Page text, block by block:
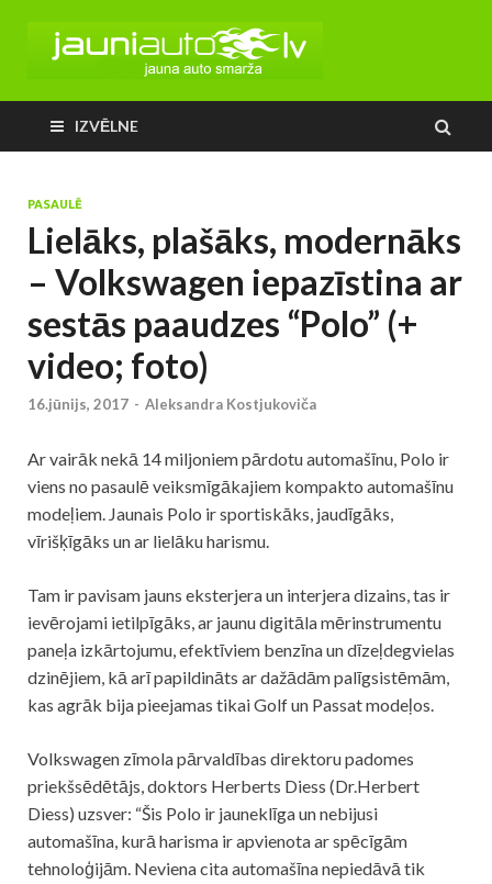
IZVĒLNE
PASAULĒ
Lielāks, plašāks, modernāks
– Volkswagen iepazīstina ar
sestās paaudzes “Polo” (+
video; foto)
16.jūnijs, 2017 - Aleksandra Kostjukoviča
Ar vairāk nekā 14 miljoniem pārdotu automašīnu, Polo ir
viens no pasaulē veiksmīgākajiem kompakto automašīnu
modeļiem. Jaunais Polo ir sportiskāks, jaudīgāks,
vīrišķīgāks un ar lielāku harismu.
Tam ir pavisam jauns eksterjera un interjera dizains, tas ir
ievērojami ietilpīgāks, ar jaunu digitāla mērinstrumentu
paneļa izkārtojumu, efektīviem benzīna un dīzeļdegvielas
dzinējiem, kā arī papildināts ar dažādām palīgsistēmām,
kas agrāk bija pieejamas tikai Golf un Passat modeļos.
Volkswagen zīmola pārvaldības direktoru padomes
priekšsēdētājs, doktors Herberts Diess (Dr.Herbert
Diess) uzsver: “Šis Polo ir jauneklīga un nebijusi
automašīna, kurā harisma ir apvienota ar spēcīgām
tehnoloģijām. Neviena cita automašīna nepiedāvā tik